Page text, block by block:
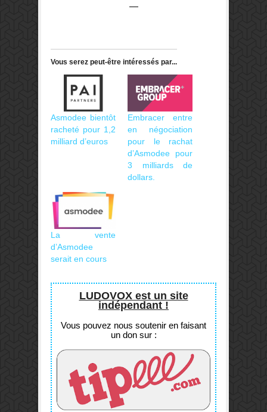
—
Vous serez peut-être intéressés par...
Asmodee bientôt
racheté pour 1,2
milliard d’euros
Embracer entre
en négociation
pour le rachat
d’Asmodee pour
3 milliards de
dollars.
La vente
d’Asmodee
serait en cours
LUDOVOX est un site
indépendant !
Vous pouvez nous soutenir en faisant
un don sur :